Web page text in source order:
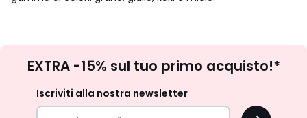
newsletter
EXTRA -15% sul tuo primo acquisto!*
Iscriviti alla nostra newsletter
OK